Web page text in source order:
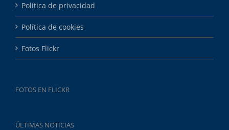
Política de privacidad
Política de cookies
Fotos Flickr
FOTOS EN FLICKR
ÚLTIMAS NOTICIAS